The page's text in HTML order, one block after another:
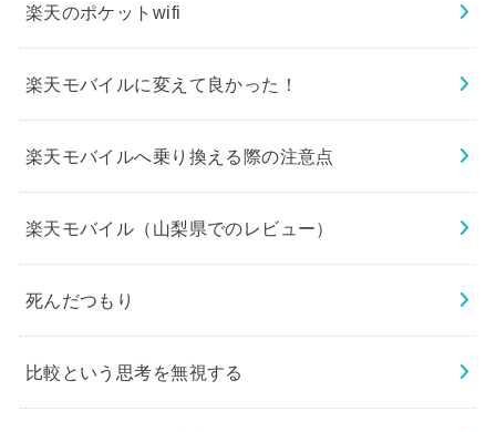
楽天のポケットwifi
楽天モバイルに変えて良かった！
楽天モバイルへ乗り換える際の注意点
楽天モバイル（山梨県でのレビュー）
死んだつもり
比較という思考を無視する